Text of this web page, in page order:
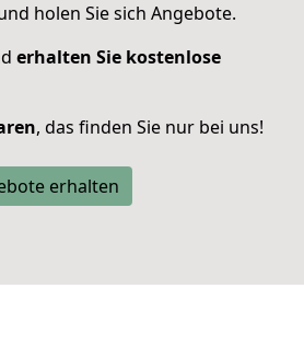
holen Sie sich Angebote.
erhalten Sie kostenlose
, das finden Sie nur bei uns!
erhalten